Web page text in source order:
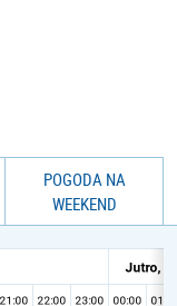
POGODA NA
WEEKEND